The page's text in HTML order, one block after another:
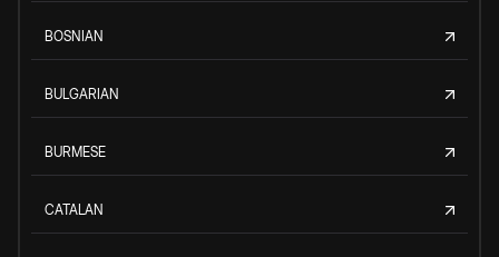
BOSNIAN
BULGARIAN
BURMESE
CATALAN